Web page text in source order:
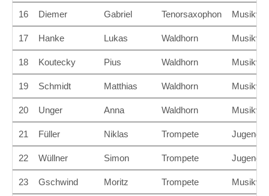
16 Diemer Gabriel Tenorsaxophon
17 Hanke Lukas Waldhorn
18 Koutecky Pius Waldhorn
19 Schmidt Matthias Waldhorn
20 Unger Anna Waldhorn
21 Füller Niklas Trompete
22 Wüllner Simon Trompete
23 Gschwind Moritz Trompete